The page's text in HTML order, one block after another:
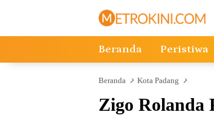
Beranda Peristiwa
Beranda Kota Padang
Zigo Rolanda